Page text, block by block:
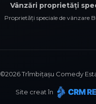
Vânzări proprietăți
Proprietăți speciale de vânzare
©2026Trîmbițașu Comedy
Site creat în